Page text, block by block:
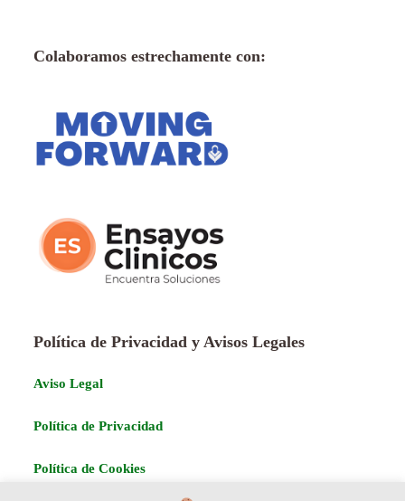
Colaboramos estrechamente con:
Política de Privacidad y Avisos Legales
Aviso Legal
Política de Privacidad
Política de Cookies